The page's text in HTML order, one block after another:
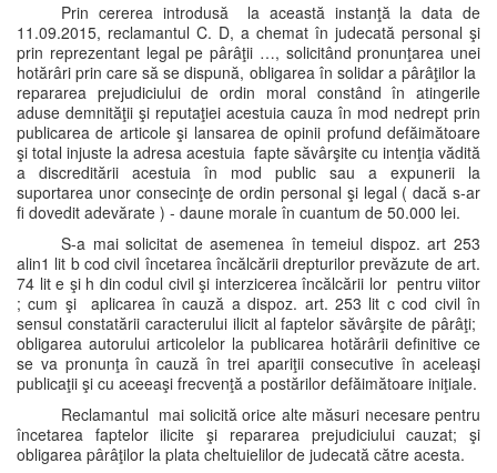
Prin cererea introdusă la această instanţă la data de
11.09.2015, reclamantul C. D, a chemat în judecată personal şi
prin reprezentant legal pe pârâţii …, solicitând pronunţarea unei
hotărâri prin care să se dispună, obligarea în solidar a pârâţilor la
repararea prejudiciului de ordin moral constând în atingerile
aduse demnităţii şi reputaţiei acestuia cauza în mod nedrept prin
publicarea de articole şi lansarea de opinii profund defăimătoare
şi total injuste la adresa acestuia fapte săvârşite cu intenţia vădită
a discreditării acestuia în mod public sau a expunerii la
suportarea unor consecinţe de ordin personal şi legal ( dacă s-ar
fi dovedit adevărate ) - daune morale în cuantum de 50.000 lei.
S-a mai solicitat de asemenea în temeiul dispoz. art 253
alin1 lit b cod civil încetarea încălcării drepturilor prevăzute de art.
74 lit e şi h din codul civil şi interzicerea încălcării lor pentru viitor
; cum şi aplicarea în cauză a dispoz. art. 253 lit c cod civil în
sensul constatării caracterului ilicit al faptelor săvârşite de pârâţi;
obligarea autorului articolelor la publicarea hotărârii definitive ce
se va pronunţa în cauză în trei apariţii consecutive în aceleaşi
publicaţii şi cu aceeaşi frecvenţă a postărilor defăimătoare iniţiale.
Reclamantul mai solicită orice alte măsuri necesare pentru
încetarea faptelor ilicite şi repararea prejudiciului cauzat; şi
obligarea pârâţilor la plata cheltuielilor de judecată către acesta.